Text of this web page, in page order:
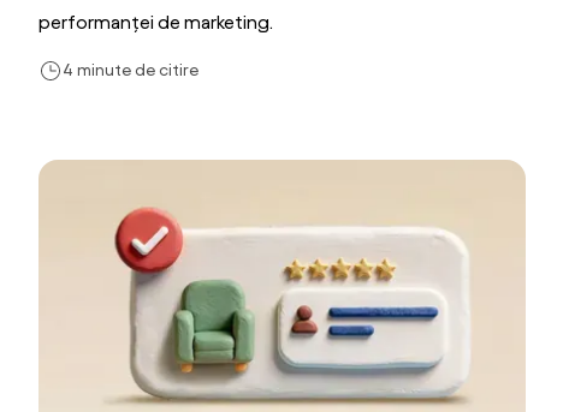
performanței de marketing.
4 minute de citire